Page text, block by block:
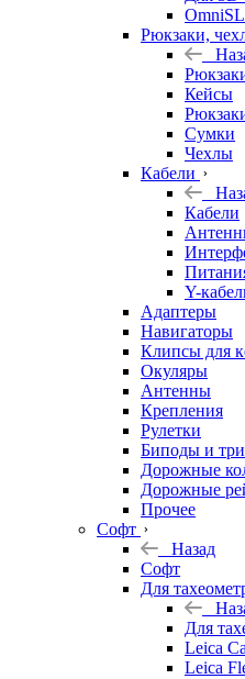
Рюкзаки,
Кейсы
Сумки
Чехлы
Кабели
Кабели
Y-
Адаптеры
Навигаторы
Клипсы для
Окуляры
Антенны
Крепления
Рулетки
Биподы и
Дорожные
Дорожные
Прочее
Софт
Назад
Софт
Для
Для
Leica
Leica